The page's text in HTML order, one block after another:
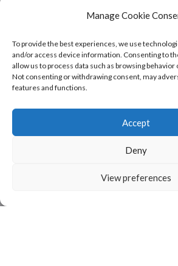
Manage Cookie
To provide the best experiences, we use
and/or access device information. Consenting to
allow us to process data such as browsing behavior
Not consenting or withdrawing consent, may
features and functions.
Accept
Deny
View preferences
INICIO
NOSOTROS
EMPRENDEDORES
CONTACTO